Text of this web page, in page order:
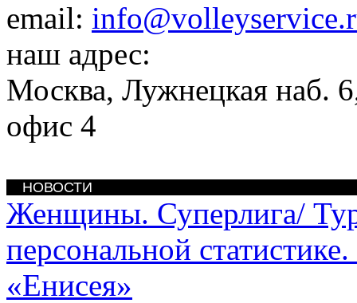
email:
наш адрес:
Москва, Лужнецкая наб.
офис 4
НОВОСТИ
Женщины. Суперлига/
персональной
«Енисея»